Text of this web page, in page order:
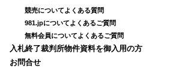
競売についてよくある質問
981.jpについてよくあるご質問
無料会員についてよくあるご質問
入札終了裁判所物件資料を御入用の方
お問合せ